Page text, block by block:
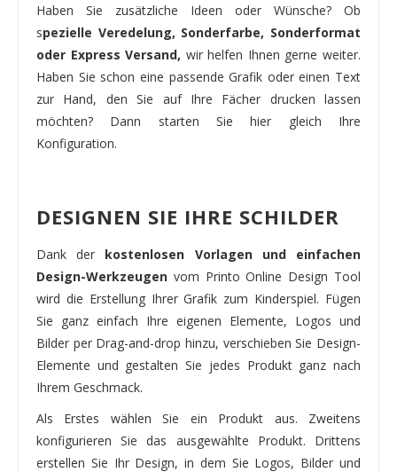
Haben Sie zusätzliche Ideen oder Wünsche? Ob
spezielle Veredelung, Sonderfarbe, Sonderformat
oder Express Versand, wir helfen Ihnen gerne weiter.
Haben Sie schon eine passende Grafik oder einen Text
zur Hand, den Sie auf Ihre Fächer drucken lassen
möchten? Dann starten Sie hier gleich Ihre
Konfiguration.
DESIGNEN SIE IHRE SCHILDER
Dank der kostenlosen Vorlagen und einfachen
Design-Werkzeugen vom Printo Online Design Tool
wird die Erstellung Ihrer Grafik zum Kinderspiel. Fügen
Sie ganz einfach Ihre eigenen Elemente, Logos und
Bilder per Drag-and-drop hinzu, verschieben Sie Design-
Elemente und gestalten Sie jedes Produkt ganz nach
Ihrem Geschmack.
Als Erstes wählen Sie ein Produkt aus. Zweitens
konfigurieren Sie das ausgewählte Produkt. Drittens
erstellen Sie Ihr Design, in dem Sie Logos, Bilder und